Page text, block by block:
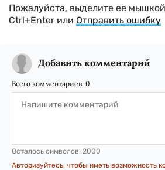
Пожалуйста, выделите ее
Ctrl+Enter или Отправить ошибку
Добавить комментарий
Всего комментариев: 0
Осталось символов: 2000
Авторизуйтесь, чтобы иметь возможность